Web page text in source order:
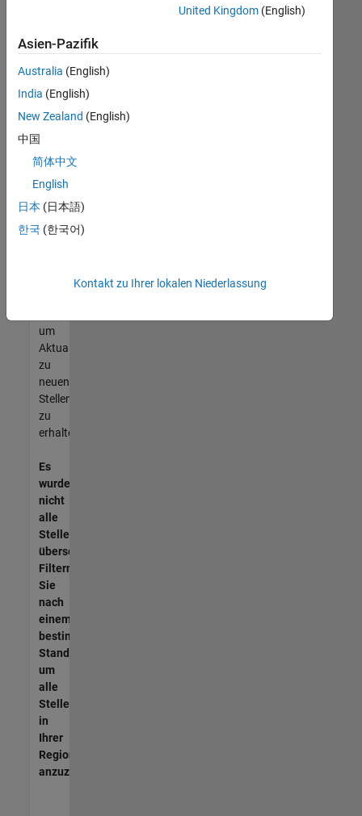
noch
keine
offenen
Stellen
können,
die
Ihren
entsprechen,
werden
unseres
um
Aktualisierungen
zu
neuen
Stellenangeboten
zu
erhalten.
Es
wurden
nicht
alle
Stellen
übersetzt.
Filtern
Sie
nach
einem
bestimmten
Standort,
um
alle
Stellenangebote
in
Ihrer
Region
anzuzeigen.
United Kingdom(English)
Asien-Pazifik
Australia (English)
India (English)
New Zealand (English)
中国
简体中文
English
日本 (日本語)
한국 (한국어)
Kontakt zu Ihrer lokalen Niederlassung